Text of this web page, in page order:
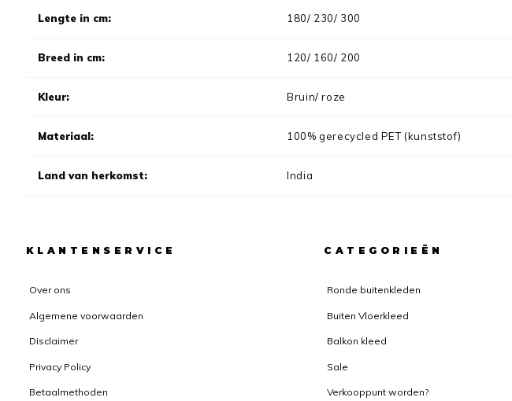
Lengte in cm: 180/ 230/ 300
Breed in cm: 120/ 160/ 200
Kleur: Bruin/ roze
Materiaal: 100% gerecycled PET (kunststof)
Land van herkomst: India
KLANTENSERVICE
Over ons
Algemene voorwaarden
Disclaimer
Privacy Policy
Betaalmethoden
CATEGORIEËN
Ronde buitenkleden
Buiten Vloerkleed
Balkon kleed
Sale
Verkooppunt worden?